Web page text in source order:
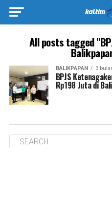
All posts tagged
BALIKPAPAN 3
BPJS
Rp198 Juta di